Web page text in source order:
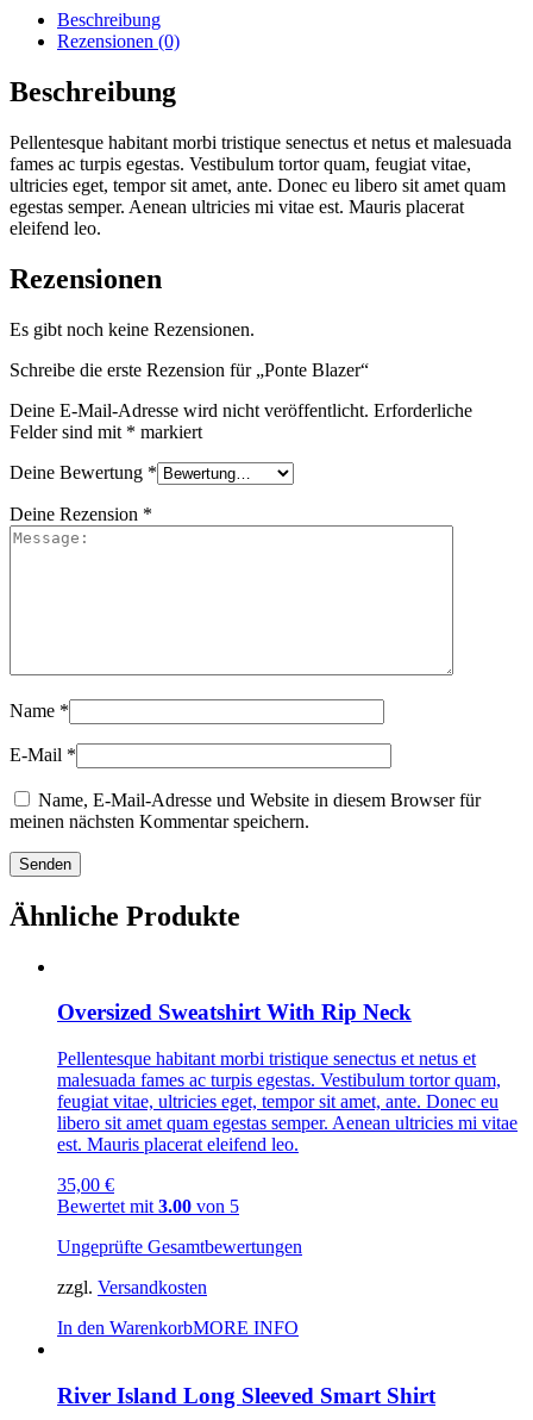
Beschreibung
Rezensionen (0)
Beschreibung
Pellentesque habitant morbi tristique senectus et netus et malesuada
fames ac turpis egestas. Vestibulum tortor quam, feugiat vitae,
ultricies eget, tempor sit amet, ante. Donec eu libero sit amet quam
egestas semper. Aenean ultricies mi vitae est. Mauris placerat
eleifend leo.
Rezensionen
Es gibt noch keine Rezensionen.
Schreibe die erste Rezension für „Ponte Blazer“
Deine E-Mail-Adresse wird nicht veröffentlicht. Erforderliche
Felder sind mit * markiert
Deine Bewertung *
Deine Rezension *
Name *
E-Mail *
Name, E-Mail-Adresse und Website in diesem Browser für
meinen nächsten Kommentar speichern.
Ähnliche Produkte
Oversized Sweatshirt With Rip Neck
Pellentesque habitant morbi tristique senectus et netus et
malesuada fames ac turpis egestas. Vestibulum tortor quam,
feugiat vitae, ultricies eget, tempor sit amet, ante. Donec eu
libero sit amet quam egestas semper. Aenean ultricies mi vitae
est. Mauris placerat eleifend leo.
35,00 €
Bewertet mit 3.00 von 5
Ungeprüfte Gesamtbewertungen
zzgl. Versandkosten
In den WarenkorbMORE INFO
River Island Long Sleeved Smart Shirt